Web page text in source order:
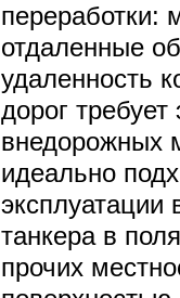
переработки:
отдаленные
удаленность
дорог
внедорожных
идеально
эксплуатации
танкера в
прочих